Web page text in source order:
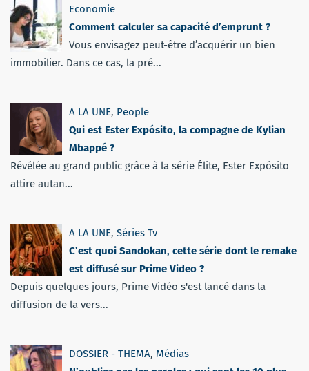
Economie
Comment calculer sa capacité d’emprunt ?
Vous envisagez peut-être d’acquérir un bien
immobilier. Dans ce cas, la pré...
A LA UNE, People
Qui est Ester Expósito, la compagne de Kylian
Mbappé ?
Révélée au grand public grâce à la série Élite, Ester Expósito
attire autan...
A LA UNE, Séries Tv
C’est quoi Sandokan, cette série dont le remake
est diffusé sur Prime Video ?
Depuis quelques jours, Prime Vidéo s'est lancé dans la
diffusion de la vers...
DOSSIER - THEMA, Médias